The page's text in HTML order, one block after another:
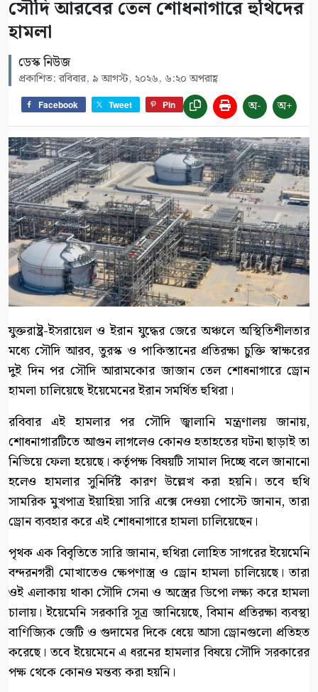
সৌদি আরবের তেল শোধনাগারে হুথিদের
হামলা
ডেস্ক নিউজ
প্রকাশিত: রবিবার, ৯ আগস্ট, ২০২৬, ৬:২০ অপরাহ্ণ
Facebook Tweet Pin অ- অ+
যুক্তরাষ্ট্র-ইসরায়েল ও ইরান যুদ্ধের জেরে অঞ্চলে অস্থিতিশীলতার
মধ্যে সৌদি আরব, তুরস্ক ও পাকিস্তানের প্রতিরক্ষা চুক্তি স্বাক্ষরের
দুই দিন পর সৌদি আরামকোর জাজান তেল শোধনাগারে ড্রোন
হামলা চালিয়েছে ইয়েমেনের ইরান সমর্থিত হুথিরা।
রবিবার এই হামলার পর সৌদি জ্বালানি মন্ত্রণালয় জানায়,
শোধনাগারটিতে আগুন লাগলেও কোনও হতাহতের ঘটনা ছাড়াই তা
নিভিয়ে ফেলা হয়েছে। কর্তৃপক্ষ বিষয়টি সামাল দিচ্ছে বলে জানানো
হলেও হামলার সুনির্দিষ্ট কারণ উল্লেখ করা হয়নি। তবে হুথি
সামরিক মুখপাত্র ইয়াহিয়া সারি এক্সে দেওয়া পোস্টে জানান, তারা
ড্রোন ব্যবহার করে এই শোধনাগারে হামলা চালিয়েছেন।
পৃথক এক বিবৃতিতে সারি জানান, হুথিরা লোহিত সাগরের ইয়েমেনি
বন্দরনগরী মোখাতেও ক্ষেপণাস্ত্র ও ড্রোন হামলা চালিয়েছে। তারা
ওই এলাকায় থাকা সৌদি সেনা ও অস্ত্রের ডিপো লক্ষ্য করে হামলা
চালায়। ইয়েমেনি সরকারি সূত্র জানিয়েছে, বিমান প্রতিরক্ষা ব্যবস্থা
বাণিজ্যিক জেটি ও গুদামের দিকে ধেয়ে আসা ড্রোনগুলো প্রতিহত
করেছে। তবে ইয়েমেনে এ ধরনের হামলার বিষয়ে সৌদি সরকারের
পক্ষ থেকে কোনও মন্তব্য করা হয়নি।